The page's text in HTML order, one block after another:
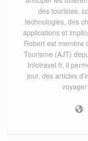
des touristes,
technologies, des
applications et
Robert est membre
Tourisme (AJT)
Infotravel.fr, il
jour, des articles